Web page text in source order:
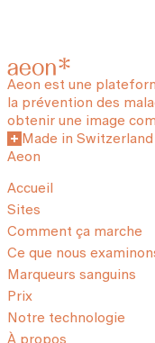
Aeon est une
la prévention des
obtenir une image
Made in Switzerland
Aeon
Accueil
Sites
Comment ça marche
Ce que nous
Marqueurs sanguins
Prix
Notre technologie